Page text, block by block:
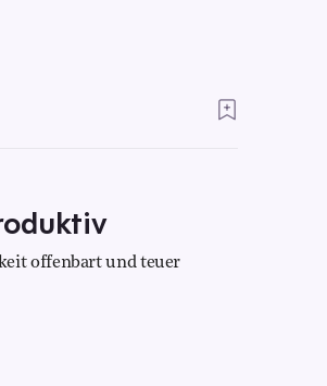
offenbart und teuer